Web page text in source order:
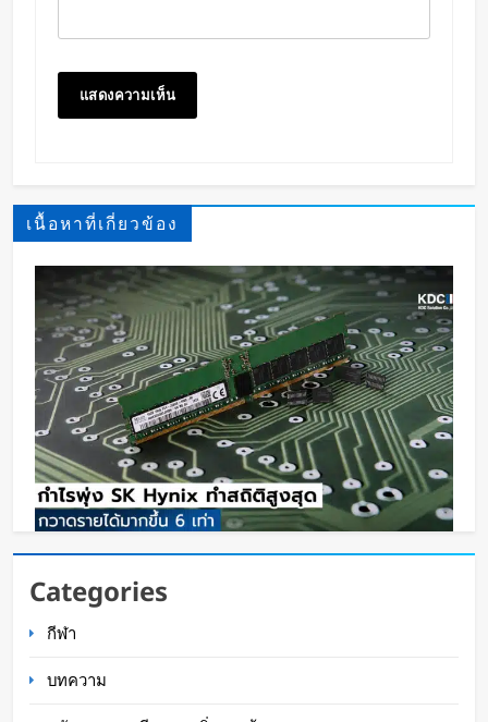
เนื้อหาที่เกี่ยวข้อง
กำไรพุ่ง SK Hynix ทำสถิติสูงสุด กวาดรายได้มาก
ขึ้น 6 เท่า
Categories
กีฬา
บทความ